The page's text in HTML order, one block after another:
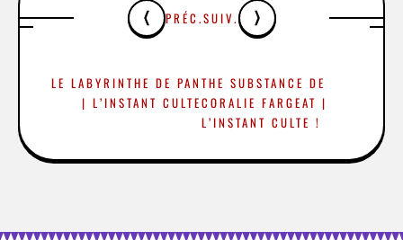
PRÉC.SUIV.
LE LABYRINTHE DE PAN
| L’INSTANT CULTE
THE SUBSTANCE DE
CORALIE FARGEAT |
L’INSTANT CULTE !